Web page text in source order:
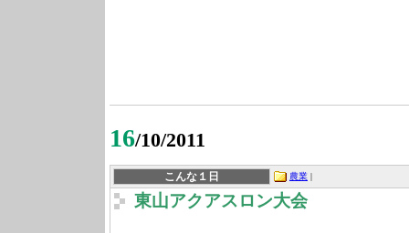
16/10/2011
こんな１日 農業 |
東山アクアスロン大会